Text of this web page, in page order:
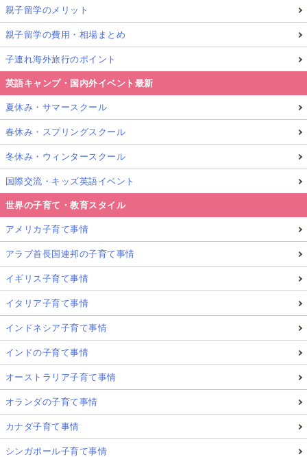
親子留学のメリット
親子留学の費用・相場まとめ
子連れ海外旅行のポイント
英語キャンプ・国内外イベント最新
夏休み・サマースクール
春休み・スプリングスクール
冬休み・ウィンタースクール
国際交流・キッズ英語イベント
世界の子育て・教育スタイル
アメリカ子育て事情
アラブ首長国連邦の子育て事情
イギリス子育て事情
イタリア子育て事情
インドネシア子育て事情
インドの子育て事情
オーストラリア子育て事情
オランダの子育て事情
カナダ子育て事情
シンガポール子育て事情